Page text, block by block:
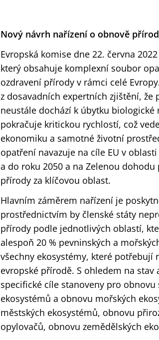
Nový návrh nařízení o obnově
Evropská komise dne 22. června
který obsahuje komplexní soubor
ozdravení přírody v rámci celé
z dosavadních expertních zjištění,
neustále dochází k úbytku
pokračuje kritickou rychlostí, což
ekonomiku a samotné životní
opatření navazuje na cíle EU v
a do roku 2050 a na Zelenou
přírody za klíčovou oblast.
Hlavním záměrem nařízení je
prostřednictvím by členské státy
přírody podle jednotlivých oblastí,
alespoň 20 % pevninských a
všechny ekosystémy, které potřebují
evropské přírodě. S ohledem na
specifické cíle stanoveny pro
ekosystémů a obnovu mořských
městských ekosystémů, obnovu
opylovačů, obnovu zemědělských